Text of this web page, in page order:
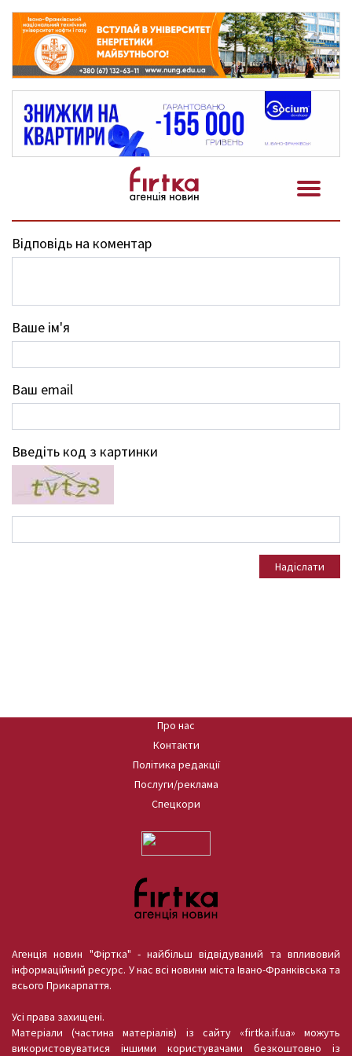
Відповідь на коментар
Ваше ім'я
Ваш email
Введіть код з картинки
Надіслати
Про нас
Контакти
Політика редакції
Послуги/реклама
Спецкори
Агенція новин "Фіртка" - найбільш відвідуваний та впливовий
інформаційний ресурс. У нас всі новини міста Івано-Франківська та
всього Прикарпаття.
Усі права захищені.
Матеріали (частина матеріалів) із сайту «firtka.if.ua» можуть
використовуватися іншими користувачами безкоштовно із